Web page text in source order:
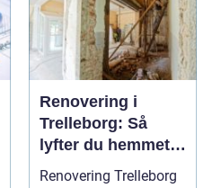
Renovering i
Trelleborg: Så
lyfter du hemmet
på ett smart sätt
Renovering Trelleborg